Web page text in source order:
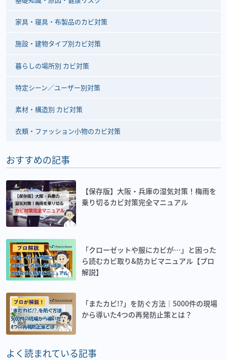
家具・寝具・布製品のカビ対策
施設・建物タイプ別カビ対策
暮らしの場所別 カビ対策
特定シーン／ユーザー別対策
素材・構造別 カビ対策
衣類・ファッション小物のカビ対策
おすすめの記事
【保存版】大阪・兵庫の湿気対策！梅雨を
乗り切るカビ対策完全マニュアル
「クローゼットや服にカビが…」と困った
ら読むカビ取り&防カビマニュアル【プロ
解説】
「またカビ!?」を防ぐ方法｜5000件の現場
から導いた4つの再発防止策とは？
よく読まれている記事